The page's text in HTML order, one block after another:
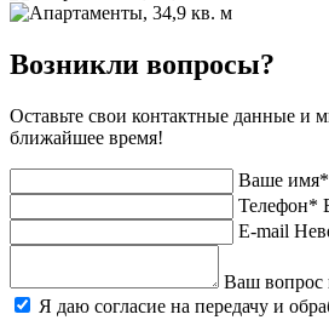
Возникли вопросы?
Оставьте свои контактные данные и
ближайшее время!
Ваше имя*
Телефон*
E-mail
Ваш вопрос
Я даю согласие на передачу и